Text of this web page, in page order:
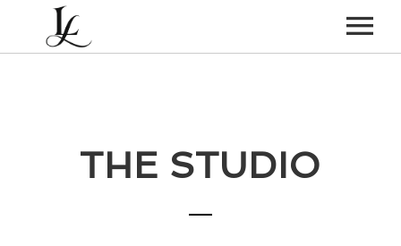
PARTY-BAND
THE STUDIO